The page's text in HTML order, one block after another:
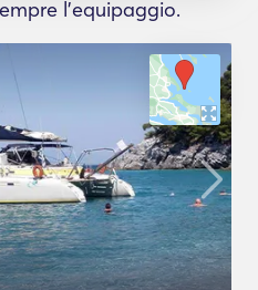
l'equipaggio.